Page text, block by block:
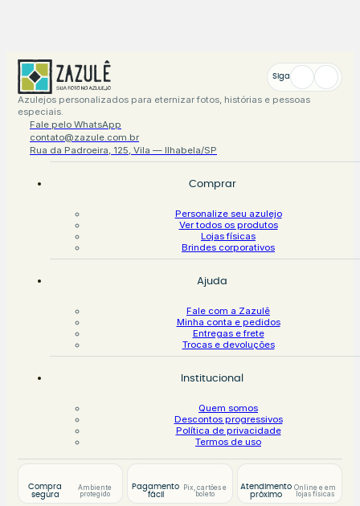
Siga
Azulejos personalizados para eternizar fotos, histórias e pessoas
especiais.
Fale pelo WhatsApp
contato@zazule.com.br
Rua da Padroeira, 125, Vila — Ilhabela/SP
Comprar
Personalize seu azulejo
Ver todos os produtos
Lojas físicas
Brindes corporativos
Ajuda
Fale com a Zazulê
Minha conta e pedidos
Entregas e frete
Trocas e devoluções
Institucional
Quem somos
Descontos progressivos
Política de privacidade
Termos de uso
Compra
segura
Ambiente
protegido
Pagamento
fácil
Pix, cartões e
boleto
Atendimento
próximo
Online e em
lojas físicas